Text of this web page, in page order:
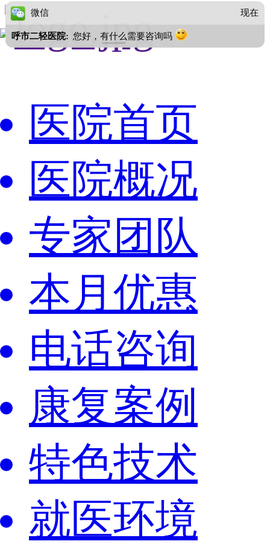
医院首页
医院概况
专家团队
本月优惠
电话咨询
康复案例
特色技术
就医环境
微信 现在
呼市二轻医院: 您好，有什么需要咨询吗